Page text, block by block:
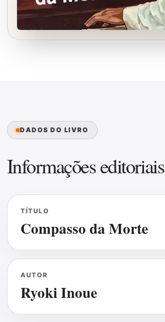
DADOS DO LIVRO
Informações editoriais
TÍTULO
Compasso da Morte
AUTOR
Ryoki Inoue